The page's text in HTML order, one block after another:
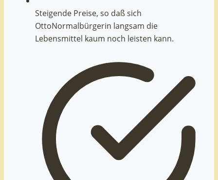
Steigende Preise, so daß sich
OttoNormalbürgerin langsam die
Lebensmittel kaum noch leisten kann.